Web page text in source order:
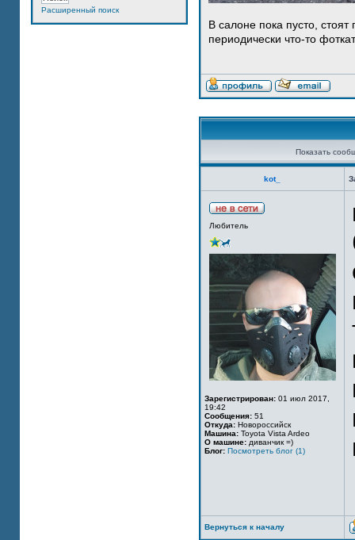
Расширенный поиск
В салоне пока пусто,
периодически что-то
Показать
kot_
Любитель
Зарегистрирован: 01 июл 2017,
19:42
Сообщения: 51
Откуда: Новороссийск
Машина: Toyota Vista Ardeo
О машине: диванчик =)
Блог: Посмотреть блог (1)
Вернуться к началу